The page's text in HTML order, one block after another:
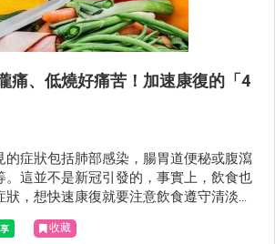
痛、低燒好痛苦！加速康復的「4
的症狀包括肺部感染，腸胃道便秘或腹瀉
。這並不是新冠引發的，事實上，飲食也
，想快速康復就要注意飲食遵守清淡好
也不能因爲隔離期結束就報復性飲食，食
性飲食中發生。
收藏